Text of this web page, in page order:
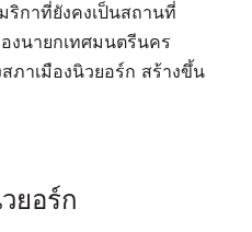
ริกาที่ยังคงเป็นสถานที่
งนายกเทศมนตรีนคร
ภาเมืองนิวยอร์ก สร้างขึ้น
ยอร์ก